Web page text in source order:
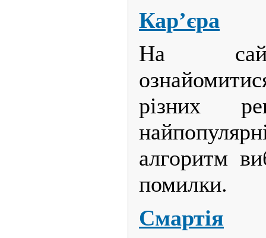
Кар’єра
На
різних
алгоритм
помилки.
Смартія